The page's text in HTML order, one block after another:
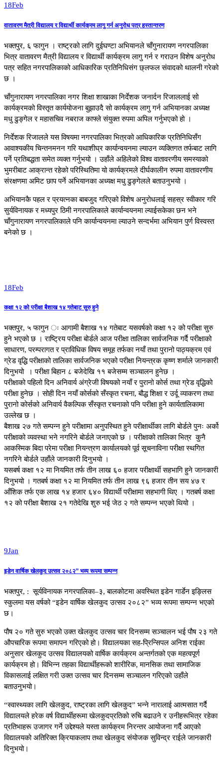
18Feb
वातावरण मैत्री विद्यालय र विद्यार्थी कार्यक्रम लागु गर्न अनुरोध पत्र हस्तान्तरण
भक्तपुर, ६ फागुन । राष्ट्रको लागि दुईघण्टा अभियानले चाँगुनारायण नगरपालिका
भित्र वातावरण मैत्री विद्यालय र विद्यार्थी कार्यक्रम लागु गर्न र गराउन विशेष अनुरोध
पत्र सहित नगरपालिकाको आधिकारिक प्रतिनिधिसंग छ्लफल संवादको थालनी गरेको
छ ।
चाँगुनारायण नगरपालिका नगर शिक्षा शाखाका निर्देशक जनार्दन रिजाललाई सो
कार्यक्रमको विस्तृत कार्ययोजना बुझाउदै सो कार्यक्रम लागु गर्न अभियानका अध्यक्ष
मधु ढुङ्गेल र महासचिव नबराज काफ्ले संयुक्त रुपमा अपिल गर्नुभएको हो ।
निर्देशक रिजालले यस विषयमा नगरपालिका भित्रको आधिकारिक प्रतिनिधिसँग
आवाश्यकीय चिन्तनमनन गरि यथाशीघ्र कार्यान्वयनमा ल्याउन व्यक्तिगत तर्फबाट लागि
पर्ने प्रतिबद्धता समेत व्यक्त गर्नुभयो । उहाँले अहिलेको विश्व वातावरणीय समस्याको
भुमरीबाट आक्रान्त रहेको परिस्थितिमा यो कार्यक्रमले दीर्घकालीन रुपमा वातावरणीय
संरक्षणमा अमिट छाप पर्ने अभियानका अध्यक्ष मधु ढुङ्गेलले बताउनुभयो ।
अभियानकै पहल र प्रयत्नका बाबजुद गरिएको विशेष अनुरोधलाई सहस्र स्वीकार गरि
सुर्यविनायक र मध्यपुर ठिमी नगरपालिकाले कार्यान्वयनमा ल्याईसकेका छन भने
चाँगुनारायण नगरपालिकाले पनि कार्यान्वयनमा ल्याउने सन्दर्भमा अभियान पुर्ण विस्वस्त
बनेको छ ।
18Feb
कक्षा १२ को परीक्षा बैशाख १४ गतेबाट सुरु हुने
भक्तपुर, ५ फागुन ः आगामी बैशाख १४ गतेबाट यसवर्षको कक्षा १२ को परीक्षा सुरु
हुने भएको छ । राष्ट्रिय परीक्षा बोर्डले आज परीक्षा तालिका सार्वजनिक गर्दै परीक्षाको
साधारण, परम्परागत र प्राविधिक विषय समूह तर्फका नयाँ तथा पुरानो पाठ्यक्रम एवं
ग्रेड वृद्धि परीक्षाको तालिका सार्वजनिक भएको परीक्षा नियन्त्रक कृष्ण शर्माले जानकारी
दिनुभयो । परीक्षा बिहान ८ बजेदेखि ११ बजेसम्म सञ्चालन हुनेछ ।
परीक्षाको पहिलो दिन अनिवार्य अंग्रेजी विषयको नयाँ र पुरानो कोर्स तथा ग्रेड वृद्धिको
परीक्षा हुनेछ । सोही दिन नयाँ कोर्सको सँस्कृत रचना, बौद्ध शिक्षा र उर्दू व्याकरण तथा
पुरानो कोर्सको अनिवार्य वैकल्पिक सँस्कृत रचनाको पनि परीक्षा हुने कार्यतालिकामा
उल्लेख छ ।
बैशाख २७ गते सम्पन्न हुने परीक्षामा अनुपस्थित हुने परीक्षार्थीका लागि बोर्डले पुनः अर्को
परीक्षाको व्यवस्था भने नगरिने बोर्डले जनाएको छ । परीक्षाको तालिका भित्र कुनै
आकस्मिक बिदा परेमा परीक्षा नियन्त्रण कार्यालयको पूर्व सूचनाविना परीक्षा स्थगित
नगरिने बोर्डले उहाँले जानकारी दिनुभयो ।
यसबर्ष कक्षा १२ मा नियमित तर्फ तीन लाख ६० हजार परीक्षार्थी सहभागि हुने जानकारी
दिनुभयो । गतबर्ष कक्षा १२ मा नियमित तर्फ तीन लाख ९६ हजार तीन सय ४७ र
आँशिक तर्फ एक लाख १४ हजार ६४० विद्यार्थी परीक्षामा सहभागी थिए । गतबर्ष कक्षा
१२ को परीक्षा बैशाख २१ गतेदेखि शुरु भई जेठ २ गते सम्पन्न भएको थियो ।
9Jan
इडेन वार्षिक खेलकुद उत्सव २०८२” भव्य रूपमा सम्पन्न
भक्तपुर, : सूर्यविनायक नगरपालिका–३, बालकोटमा अवस्थित इडेन गार्डेन इङ्लिस
स्कुलमा यस वर्षको “इडेन वार्षिक खेलकुद उत्सव २०८२” भव्य रूपमा सम्पन्न भएको
छ।
पौष २० गते सुरु भएको उक्त खेलकुद उत्सव चार दिनसम्म सञ्चालन भई पौष २३ गते
औपचारिक रूपमा समापन गरिएको हो। विद्यालयका सह-प्रिन्सिपल अनिश राईका
अनुसार खेलकुद उत्सव विद्यालयको वार्षिक कार्यक्रम अन्तर्गतको एक महत्वपूर्ण
कार्यक्रम हो। विभिन्न तहका विद्यार्थीहरूको शारीरिक, मानसिक तथा सामाजिक
विकासलाई लक्षित गरी उक्त उत्सव चार दिनसम्म सञ्चालन गरिएको उहाँले
बताउनुभयो।
“स्वास्थ्यका लागि खेलकुद, राष्ट्रका लागि खेलकुद” भन्ने नारालाई आत्मसात गर्दै
विद्यालयले हरेक वर्ष विद्यार्थीहरूमा खेलकुदप्रतिको रुचि बढाउने र उनीहरूभित्र रहेका
प्रतिभाहरू उजागर गर्ने उद्देश्यले यस्ता कार्यक्रम निरन्तर आयोजना गर्दै आएको
विद्यालयको अतिरिक्त क्रियाकलाप तथा खेलकुद संयोजक सुविन्द्र राईले जानकारी
दिनुभयो।